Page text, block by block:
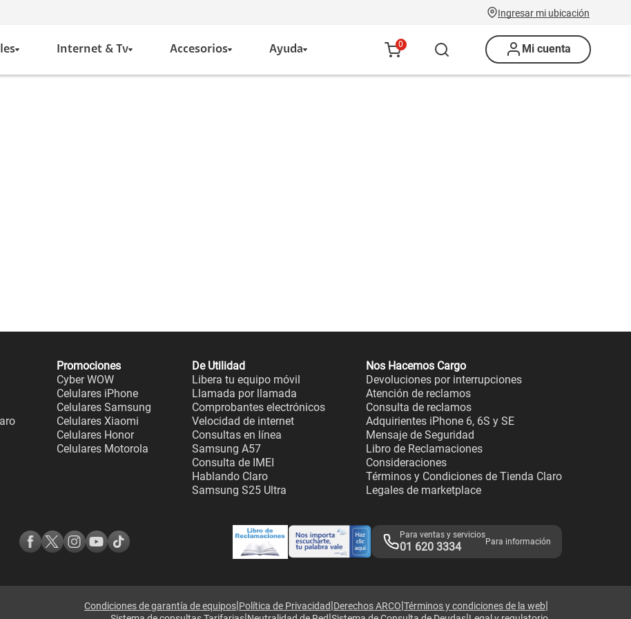
Ingresar mi ubicación
Internet & Tv Accesorios Ayuda 0 Mi cuenta
Promociones
Cyber WOW
Celulares iPhone
Celulares Samsung
Celulares Xiaomi
Celulares Honor
Celulares Motorola
De Utilidad
Libera tu equipo móvil
Llamada por llamada
Comprobantes electrónicos
Velocidad de internet
Consultas en línea
Samsung A57
Consulta de IMEI
Hablando Claro
Samsung S25 Ultra
Nos Hacemos Cargo
Devoluciones por interrupciones
Atención de reclamos
Consulta de reclamos
Adquirientes iPhone 6, 6S y SE
Mensaje de Seguridad
Libro de Reclamaciones
Consideraciones
Términos y Condiciones de Tienda Claro
Legales de marketplace
Para ventas y servicios
01 620 3334 Para información
Condiciones de garantía de equipos|Política de Privacidad|Derechos ARCO|Términos y condiciones de la web|